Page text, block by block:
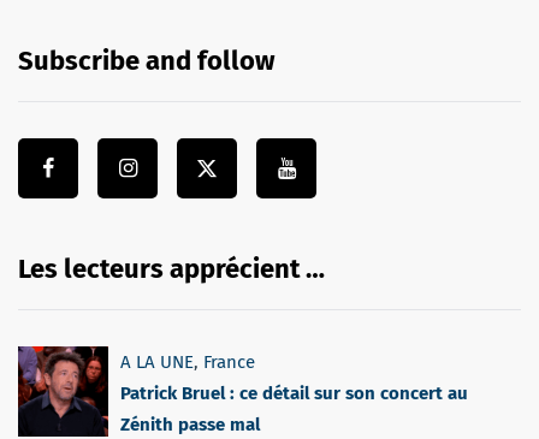
Subscribe and follow
Les lecteurs apprécient …
A LA UNE, France
Patrick Bruel : ce détail sur son concert au
Zénith passe mal